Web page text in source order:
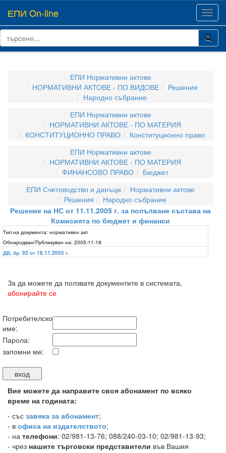
ЕПИ On-line
ЕПИ Нормативни актове
НОРМАТИВНИ АКТОВЕ - ПО ВИДОВЕ
Решения
Народно събрание
ЕПИ Нормативни актове
НОРМАТИВНИ АКТОВЕ - ПО МАТЕРИЯ
КОНСТИТУЦИОННО ПРАВО
Конституционно право
ЕПИ Нормативни актове
НОРМАТИВНИ АКТОВЕ - ПО МАТЕРИЯ
ФИНАНСОВО ПРАВО
Бюджет
ЕПИ Счетоводство и данъци
Нормативни актове
Решения
Народно събрание
Решение на НС от 11.11.2005 г. за попълване състава на
Комисията по бюджет и финанси
Тип на документа: нормативен акт
Обнародван/Публикуван на: 2005-11-18
ДВ, бр. 92 от 18.11.2005 г.
За да можете да ползвате документите в системата,
абонирайте се
Потребителско
име:
Парола:
запомни ме:
Вие можете да направите своя абонамент по всяко
време на годината:
- със завяка за абонамент;
- в офиса на издателството;
- на телефони: 02/981-13-76; 088/240-03-10; 02/981-13-93;
- чрез нашите търговски представители във Вашия